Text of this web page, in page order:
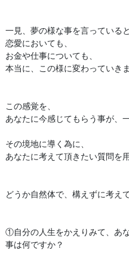
一見、夢の様な事を言っている
恋愛においても、
お金や仕事についても、
本当に、この様に変わっていきま
この感覚を、
あなたに今感じてもらう事が、
その境地に導く為に、
あなたに考えて頂きたい質問を
どうか自然体で、構えずに考え
①自分の人生をかえりみて、あ
事は何ですか？